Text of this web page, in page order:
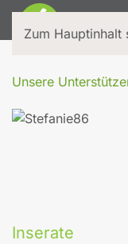
Zum Hauptinhalt
Unsere
Inserate